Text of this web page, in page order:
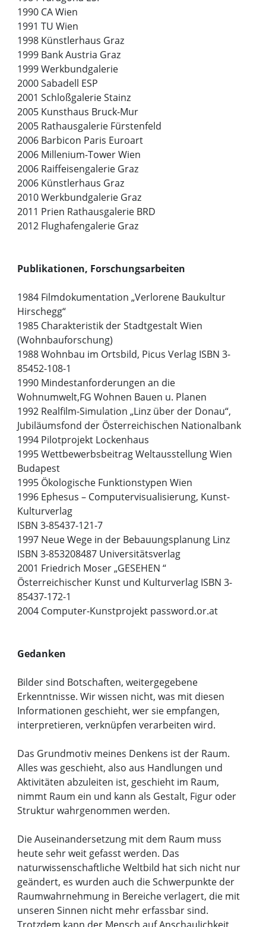
1990 CA Wien
1991 TU Wien
1998 Künstlerhaus Graz
1999 Bank Austria Graz
1999 Werkbundgalerie
2000 Sabadell ESP
2001 Schloßgalerie Stainz
2005 Kunsthaus Bruck-Mur
2005 Rathausgalerie Fürstenfeld
2006 Barbicon Paris Euroart
2006 Millenium-Tower Wien
2006 Raiffeisengalerie Graz
2006 Künstlerhaus Graz
2010 Werkbundgalerie Graz
2011 Prien Rathausgalerie BRD
2012 Flughafengalerie Graz
Publikationen, Forschungsarbeiten
1984 Filmdokumentation „Verlorene Baukultur
Hirschegg“
1985 Charakteristik der Stadtgestalt Wien
(Wohnbauforschung)
1988 Wohnbau im Ortsbild, Picus Verlag ISBN 3-
85452-108-1
1990 Mindestanforderungen an die
Wohnumwelt,FG Wohnen Bauen u. Planen
1992 Realfilm-Simulation „Linz über der Donau“,
Jubiläumsfond der Österreichischen Nationalbank
1994 Pilotprojekt Lockenhaus
1995 Wettbewerbsbeitrag Weltausstellung Wien
Budapest
1995 Ökologische Funktionstypen Wien
1996 Ephesus – Computervisualisierung, Kunst-
Kulturverlag
ISBN 3-85437-121-7
1997 Neue Wege in der Bebauungsplanung Linz
ISBN 3-853208487 Universitätsverlag
2001 Friedrich Moser „GESEHEN “
Österreichischer Kunst und Kulturverlag ISBN 3-
85437-172-1
2004 Computer-Kunstprojekt password.or.at
Gedanken
Bilder sind Botschaften, weitergegebene
Erkenntnisse. Wir wissen nicht, was mit diesen
Informationen geschieht, wer sie empfangen,
interpretieren, verknüpfen verarbeiten wird.
Das Grundmotiv meines Denkens ist der Raum.
Alles was geschieht, also aus Handlungen und
Aktivitäten abzuleiten ist, geschieht im Raum,
nimmt Raum ein und kann als Gestalt, Figur oder
Struktur wahrgenommen werden.
Die Auseinandersetzung mit dem Raum muss
heute sehr weit gefasst werden. Das
naturwissenschaftliche Weltbild hat sich nicht nur
geändert, es wurden auch die Schwerpunkte der
Raumwahrnehmung in Bereiche verlagert, die mit
unseren Sinnen nicht mehr erfassbar sind.